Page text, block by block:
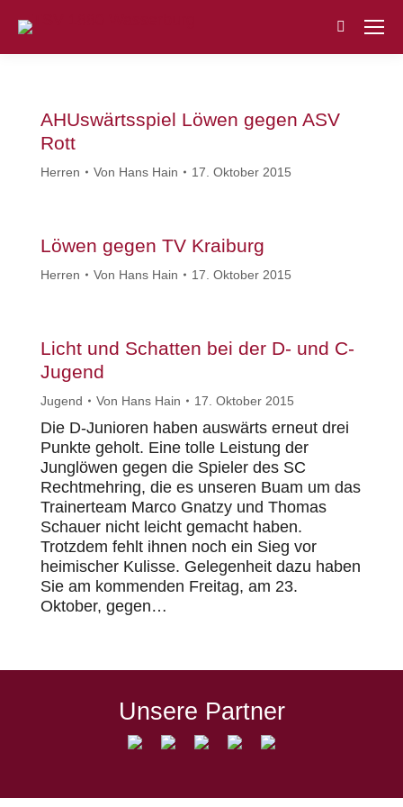
Search:
AHUswärtsspiel Löwen gegen ASV
Rott
Herren Von Hans Hain 17. Oktober 2015
Löwen gegen TV Kraiburg
Herren Von Hans Hain 17. Oktober 2015
Licht und Schatten bei der D- und C-
Jugend
Jugend Von Hans Hain 17. Oktober 2015
Die D-Junioren haben auswärts erneut drei
Punkte geholt. Eine tolle Leistung der
Junglöwen gegen die Spieler des SC
Rechtmehring, die es unseren Buam um das
Trainerteam Marco Gnatzy und Thomas
Schauer nicht leicht gemacht haben.
Trotzdem fehlt ihnen noch ein Sieg vor
heimischer Kulisse. Gelegenheit dazu haben
Sie am kommenden Freitag, am 23.
Oktober, gegen…
Unsere Partner